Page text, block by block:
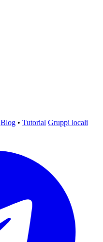
Blog • Tutorial Gruppi locali